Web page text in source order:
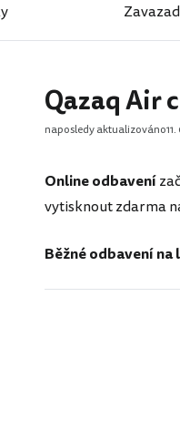
Qazaq Air
naposledy aktualizováno
Online odbavení
vytisknout zdarma
Běžné odbavení na